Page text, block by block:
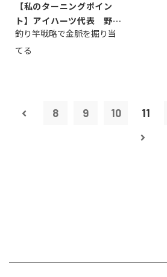
【私のターニングポイン
ト】アイハーツ代表 野田
憲史
釣り竿戦略で金脈を掘り当
てる
8 9 10 11